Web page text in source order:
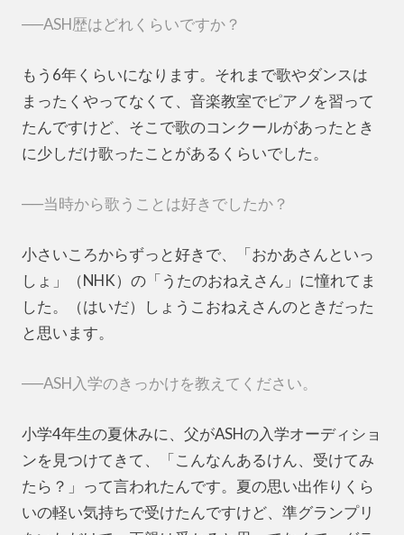
──ASH歴はどれくらいですか？
もう6年くらいになります。それまで歌やダンスは
まったくやってなくて、音楽教室でピアノを習って
たんですけど、そこで歌のコンクールがあったとき
に少しだけ歌ったことがあるくらいでした。
──当時から歌うことは好きでしたか？
小さいころからずっと好きで、「おかあさんといっ
しょ」（NHK）の「うたのおねえさん」に憧れてま
した。（はいだ）しょうこおねえさんのときだった
と思います。
──ASH入学のきっかけを教えてください。
小学4年生の夏休みに、父がASHの入学オーディショ
ンを見つけてきて、「こんなんあるけん、受けてみ
たら？」って言われたんです。夏の思い出作りくら
いの軽い気持ちで受けたんですけど、準グランプリ